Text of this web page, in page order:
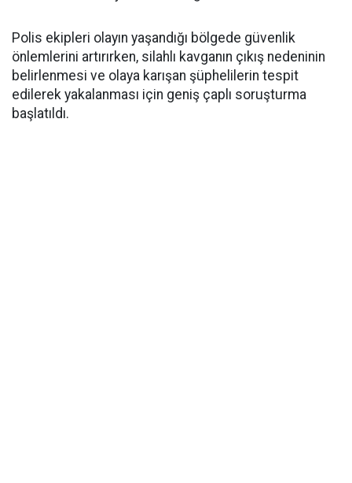
Polis ekipleri olayın yaşandığı bölgede güvenlik
önlemlerini artırırken, silahlı kavganın çıkış nedeninin
belirlenmesi ve olaya karışan şüphelilerin tespit
edilerek yakalanması için geniş çaplı soruşturma
başlatıldı.